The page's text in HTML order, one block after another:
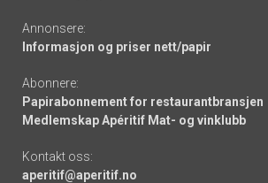
Annonsere:
Informasjon og priser nett/papir
Abonnere:
Papirabonnement for restaurantbransjen
Medlemskap Apéritif Mat- og vinklubb
Kontakt oss:
aperitif@aperitif.no